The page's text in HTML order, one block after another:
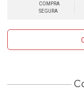
COMPRA
SEGURA